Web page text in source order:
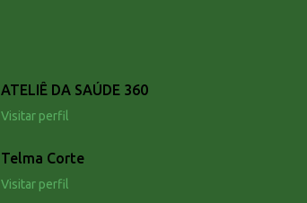
ATELIÊ DA SAÚDE 360
Visitar perfil
Telma Corte
Visitar perfil